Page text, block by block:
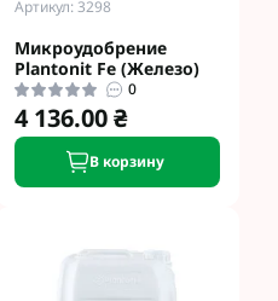
Артикул: 3298
Микроудобрение
Plantonit Fe (Железо)
0
4 136.00 ₴
В корзину